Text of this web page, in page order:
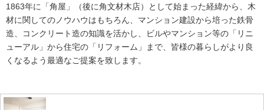
1863年に「角屋」（後に角文材木店）として始まった経緯から、木
材に関してのノウハウはもちろん、マンション建設から培った鉄骨
造、コンクリート造の知識を活かし、ビルやマンション等の「リニ
ューアル」から住宅の「リフォーム」まで、皆様の暮らしがより良
くなるよう最適なご提案を致します。